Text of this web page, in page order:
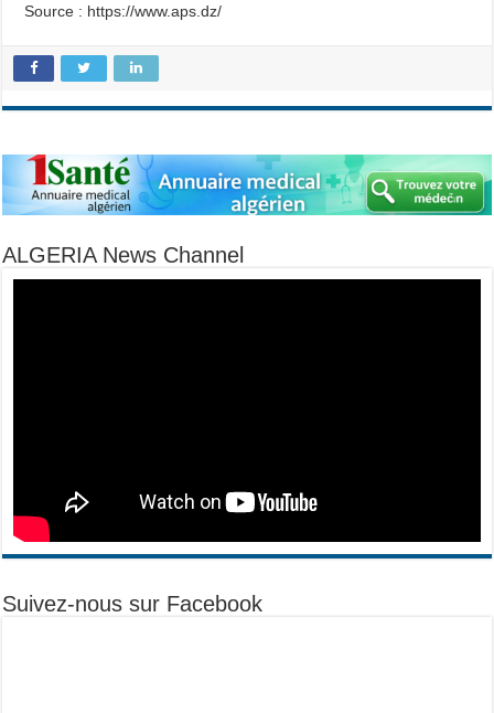
Source : https://www.aps.dz/
ALGERIA News Channel
Suivez-nous sur Facebook